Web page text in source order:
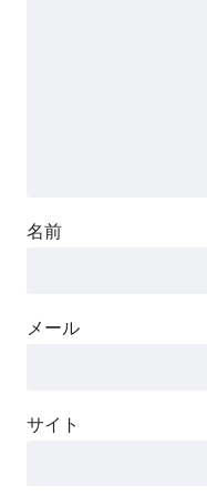
名前
メール
サイト